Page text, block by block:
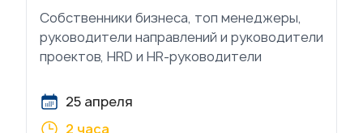
Собственники бизнеса, топ менеджеры,
руководители направлений и руководители
проектов, HRD и HR-руководители
25 апреля
2 часа